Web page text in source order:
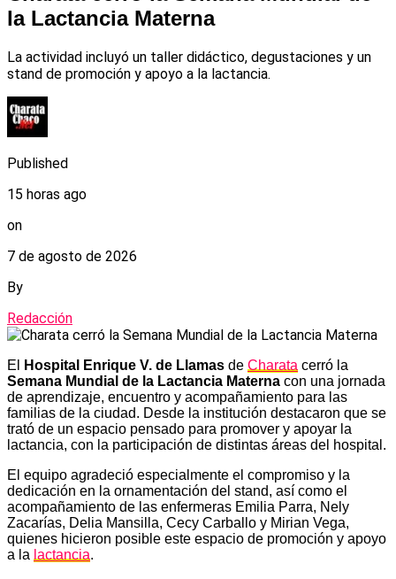
la Lactancia Materna
La actividad incluyó un taller didáctico, degustaciones y un
stand de promoción y apoyo a la lactancia.
Published
15 horas ago
on
7 de agosto de 2026
By
Redacción
El Hospital Enrique V. de Llamas de Charata cerró la
Semana Mundial de la Lactancia Materna con una jornada
de aprendizaje, encuentro y acompañamiento para las
familias de la ciudad. Desde la institución destacaron que se
trató de un espacio pensado para promover y apoyar la
lactancia, con la participación de distintas áreas del hospital.
El equipo agradeció especialmente el compromiso y la
dedicación en la ornamentación del stand, así como el
acompañamiento de las enfermeras Emilia Parra, Nely
Zacarías, Delia Mansilla, Cecy Carballo y Mirian Vega,
quienes hicieron posible este espacio de promoción y apoyo
a la lactancia.